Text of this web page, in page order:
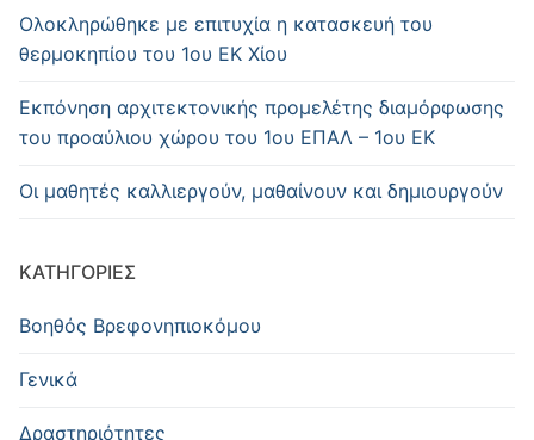
Oλοκληρώθηκε με επιτυχία η κατασκευή του
θερμοκηπίου του 1ου ΕΚ Χίου
Εκπόνηση αρχιτεκτονικής προμελέτης διαμόρφωσης
του προαύλιου χώρου του 1ου ΕΠΑΛ – 1ου ΕΚ
Οι μαθητές καλλιεργούν, μαθαίνουν και δημιουργούν
KΑΤΗΓΟΡΊΕΣ
Βοηθός Βρεφονηπιοκόμου
Γενικά
Δραστηριότητες